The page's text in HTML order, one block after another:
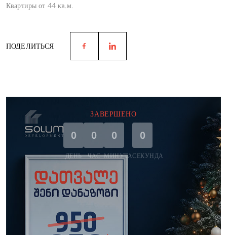
Квартиры от 44 кв.м.
ПОДЕЛИТЬСЯ
ЗАВЕРШЕНО
0
ДЕНЬ
0
ЧАС
0
МИНУТА
0
СЕКУНДА